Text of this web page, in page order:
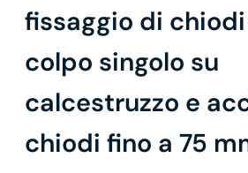
fissaggio di
colpo singolo su
calcestruzzo e
chiodi fino a 75